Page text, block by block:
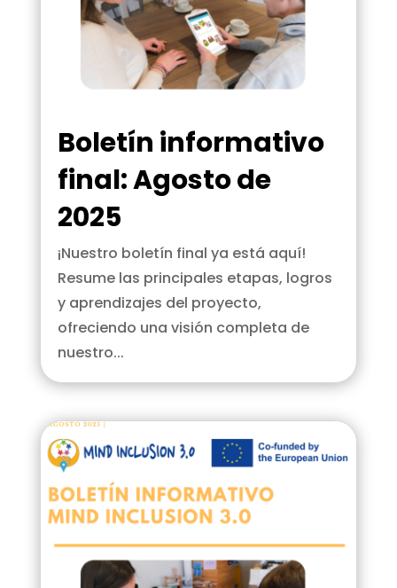
Boletín informativo
final: Agosto de
2025
¡Nuestro boletín final ya está aquí!
Resume las principales etapas, logros
y aprendizajes del proyecto,
ofreciendo una visión completa de
nuestro...